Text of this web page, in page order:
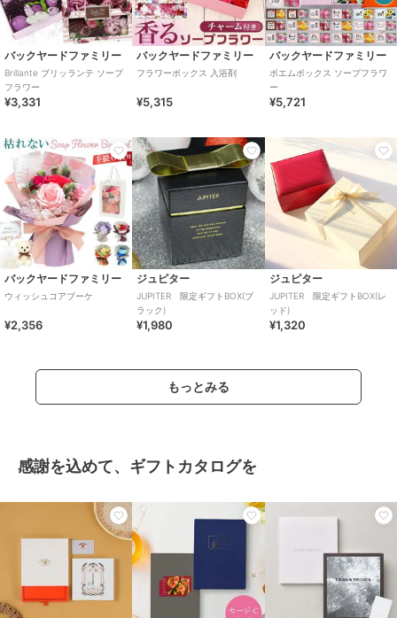
バックヤードファミリー
Brillante ブリッランテ ソープ
フラワー
¥3,331
バックヤードファミリー
フラワーボックス 入浴剤
¥5,315
バックヤードファミリー
ポエムボックス ソープフラワ
ー
¥5,721
バックヤードファミリー
ウィッシュコアブーケ
¥2,356
ジュピター
JUPITER 限定ギフトBOX(ブ
ラック)
¥1,980
ジュピター
JUPITER 限定ギフトBOX(レ
ッド)
¥1,320
もっとみる
感謝を込めて、ギフトカタログを